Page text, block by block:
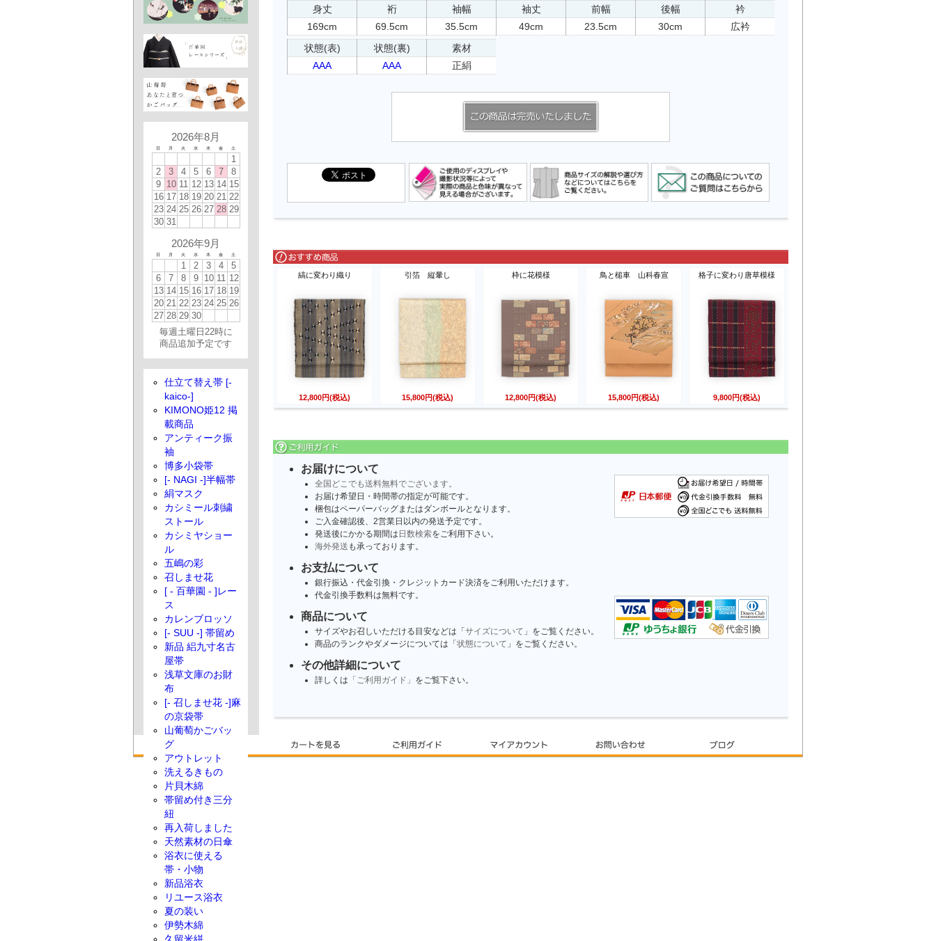
身丈
169cm
裄
69.5cm
袖幅
35.5cm
袖丈
49cm
前幅
23.5cm
後幅
30cm
衿
広衿
状態(表)
AAA
状態(裏)
AAA
素材
正絹
縞に変わり織り
12,800円(税込)
引箔 縦暈し
15,800円(税込)
枠に花模様
12,800円(税込)
鳥と槌車 山科春宣
15,800円(税込)
格子に変わり唐草模様
9,800円(税込)
お届けについて
全国どこでも送料無料でございます。
お届け希望日・時間帯の指定が可能です。
梱包はペーパーバッグまたはダンボールとなります。
ご入金確認後、2営業日以内の発送予定です。
発送後にかかる期間は 日数検索をご利用下さい。
海外発送 も承っております。
お支払について
銀行振込・代金引換・クレジットカード決済をご利用いただけます。
代金引換手数料は無料です。
商品について
サイズやお召しいただける目安などは「 サイズについて 」をご覧ください。
商品のランクやダメージについては「 状態について 」をご覧ください。
その他詳細について
詳しくは 「ご利用ガイド」 をご覧下さい。
2026年8月
日 月 火 水 木 金 土
1
2
3 4 5 6 7
8
9 10 11 12 13 14 15
16 17 18 19 20 21 22
23 24 25 26 27 28 29
30 31
2026年9月
日 月 火 水 木 金 土
1 2 3 4
5
6
7 8 9 10 11 12
13 14 15 16 17 18 19
20 21 22 23 24 25 26
27 28 29 30
毎週土曜日22時に
商品追加予定です
仕立て替え帯 [-
kaico-]
KIMONO姫12 掲
載商品
アンティーク振
袖
博多小袋帯
[- NAGI -]半幅帯
絹マスク
カシミール刺繍
ストール
カシミヤショー
ル
五嶋の彩
召しませ花
[ - 百華園 - ]レー
ス
カレンブロッソ
[- SUU -] 帯留め
新品 絽九寸名古
屋帯
浅草文庫のお財
布
[- 召しませ花 -]麻
の京袋帯
山葡萄かごバッ
グ
アウトレット
洗えるきもの
片貝木綿
帯留め付き三分
紐
再入荷しました
天然素材の日傘
浴衣に使える
帯・小物
新品浴衣
リユース浴衣
夏の装い
伊勢木綿